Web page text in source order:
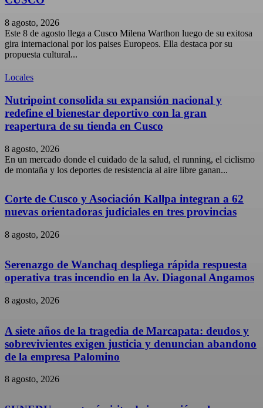
8 agosto, 2026
Este 8 de agosto llega a Cusco Milena Warthon luego de su exitosa
gira internacional por los paises Europeos. Ella destaca por su
propuesta cultural...
Locales
Nutripoint consolida su expansión nacional y
redefine el bienestar deportivo con la gran
reapertura de su tienda en Cusco
8 agosto, 2026
En un mercado donde el cuidado de la salud, el running, el ciclismo
de montaña y los deportes de resistencia al aire libre ganan...
Corte de Cusco y Asociación Kallpa integran a 62
nuevas orientadoras judiciales en tres provincias
8 agosto, 2026
Serenazgo de Wanchaq despliega rápida respuesta
operativa tras incendio en la Av. Diagonal Angamos
8 agosto, 2026
A siete años de la tragedia de Marcapata: deudos y
sobrevivientes exigen justicia y denuncian abandono
de la empresa Palomino
8 agosto, 2026